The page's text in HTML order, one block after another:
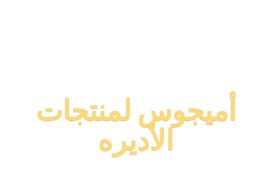
أميجوس لمنتجات
الأديره